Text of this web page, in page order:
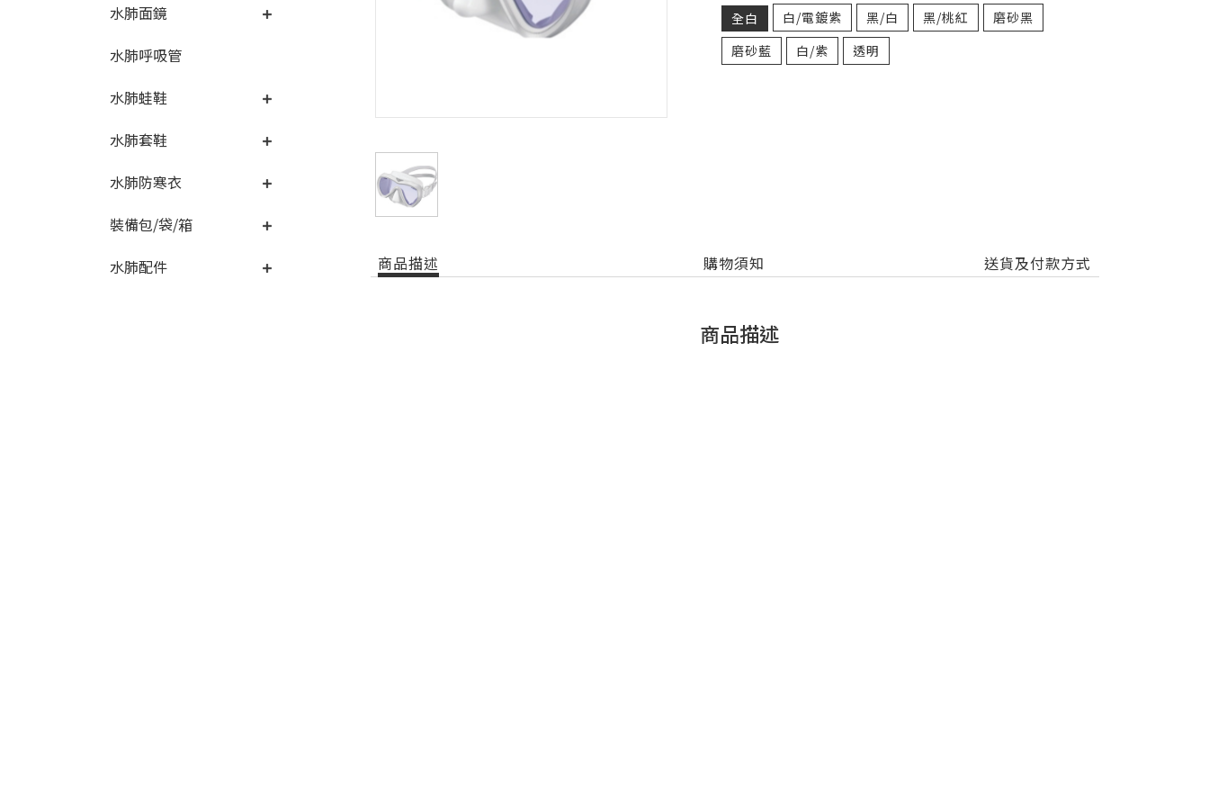
水肺面鏡
水肺呼吸管
水肺蛙鞋
水肺套鞋
水肺防寒衣
裝備包/袋/箱
水肺配件
全白
白/電鍍紫 黑/白 黑/桃紅
磨砂黑
磨砂藍
白/紫 透明
商品描述 購物須知 送貨及付款方式
商品描述